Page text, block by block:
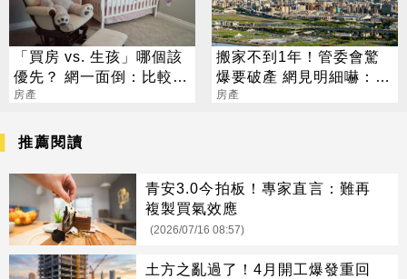
「買房 vs. 生孩」哪個該
優先？ 網一面倒：比較安
全
房產
搬家不到1年！管委會驚
爆要破產 網見明細嚇：有
鬼
房產
推薦閱讀
青安3.0今拍板！專家直言：難再
複製買氣效應
(2026/07/16 08:57)
土方之亂過了！4月開工爆發重回